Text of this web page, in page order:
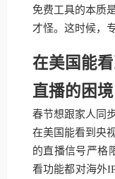
免费工具的本质
才怪。这时候，
在美国能
直播的困境
春节想跟家人同
在美国能看到央
的直播信号严格
看功能都对海外